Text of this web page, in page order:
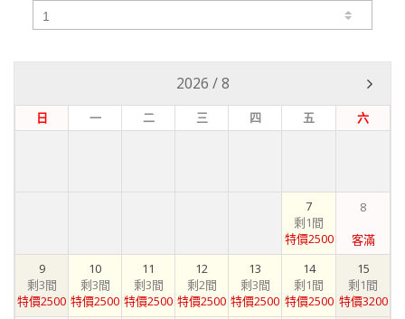
2026 /8
日 一 二 三 四 五 六
7
剩1間
特價2500
8
客滿
9
剩3間
特價2500
10
剩3間
特價2500
11
剩3間
特價2500
12
剩2間
特價2500
13
剩3間
特價2500
14
剩1間
特價2500
15
剩1間
特價3200